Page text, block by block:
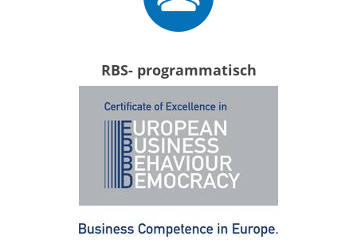
RBS- programmatisch